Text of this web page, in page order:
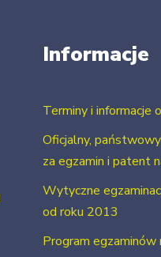
Informacje
Terminy i informacje
Oficjalny,
za egzamin i patent
Wytyczne
od roku 2013
Program